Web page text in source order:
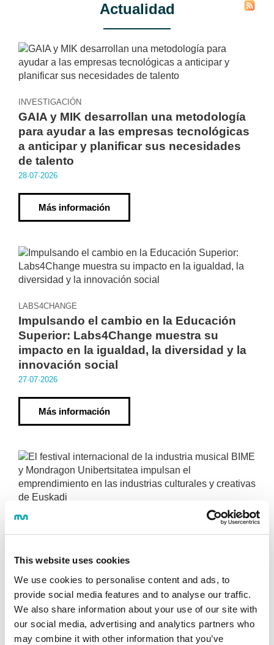
This website uses cookies
We use cookies to personalise content and ads, to
provide social media features and to analyse our traffic.
We also share information about your use of our site with
our social media, advertising and analytics partners who
may combine it with other information that you’ve
Actualidad
INVESTIGACIÓN
GAIA y MIK desarrollan una metodología
para ayudar a las empresas tecnológicas
a anticipar y planificar sus necesidades
de talento
28·07·2026
Más información
LABS4CHANGE
Impulsando el cambio en la Educación
Superior: Labs4Change muestra su
impacto en la igualdad, la diversidad y la
innovación social
27·07·2026
Más información
El festival internacional de la industria
impulsan el emprendimiento en las
industrias culturales y creativas de
Euskadi
27·07·2026